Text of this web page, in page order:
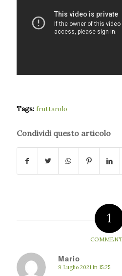
Tags: fruttarolo
Condividi questo articolo
1
Mario
dice:
9 Luglio 2021 in 15:25